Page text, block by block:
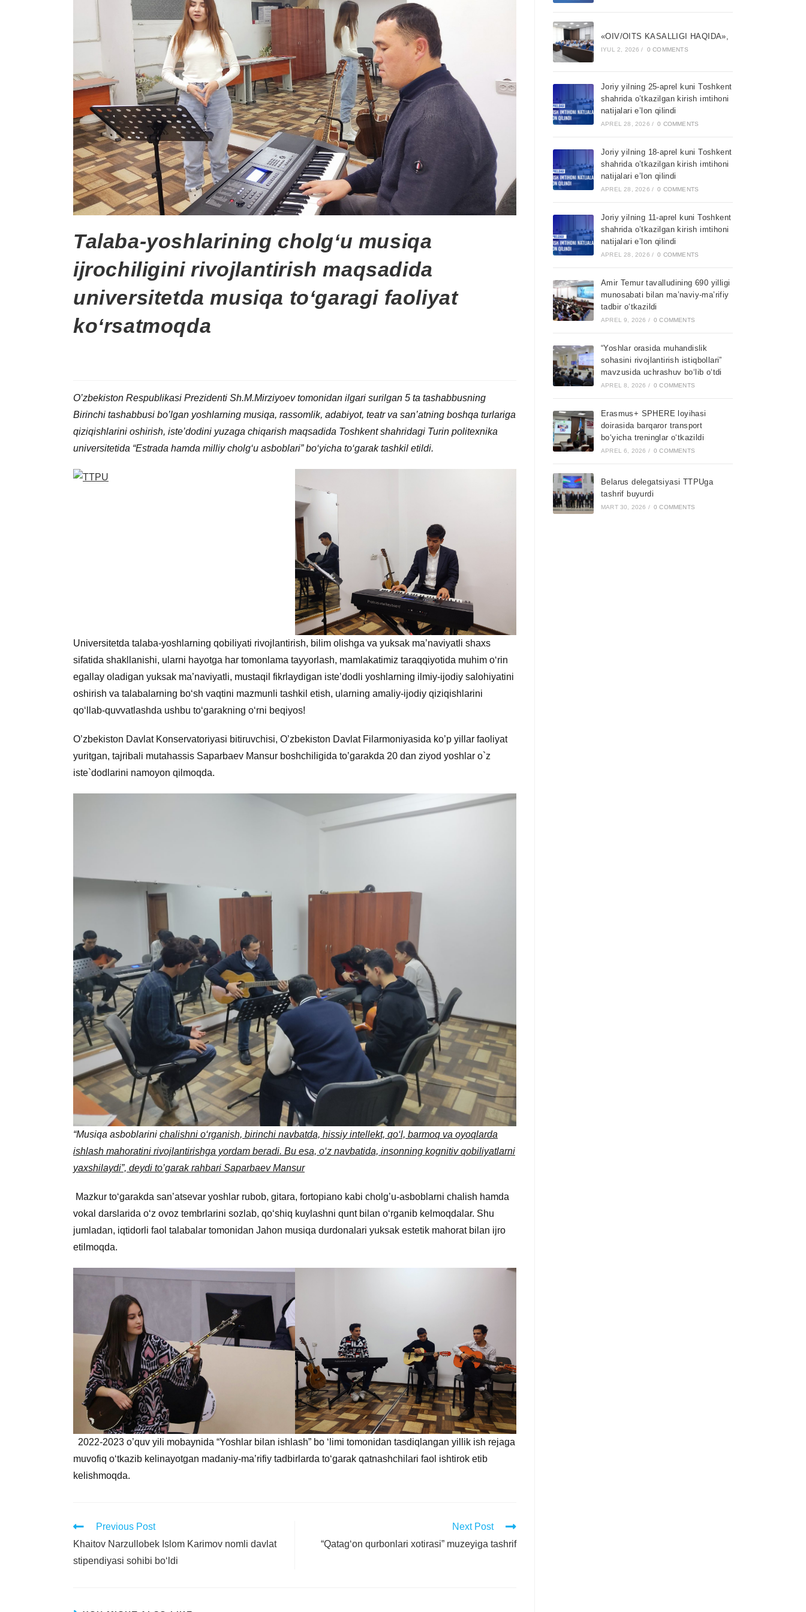
Talaba-yoshlarining cholg‘u musiqa
ijrochiligini rivojlantirish maqsadida
universitetda musiqa to‘garagi faoliyat
ko‘rsatmoqda
O’zbekiston Respublikasi Prezidenti Sh.M.Mirziyoev tomonidan ilgari surilgan 5 ta tashabbusning
Birinchi tashabbusi bo’lgan yoshlarning musiqa, rassomlik, adabiyot, teatr va san’atning boshqa turlariga
qiziqishlarini oshirish, iste’dodini yuzaga chiqarish maqsadida Toshkent shahridagi Turin politexnika
universitetida “Estrada hamda milliy cholg‘u asboblari” bo‘yicha to‘garak tashkil etildi.
Universitetda talaba-yoshlarning qobiliyati rivojlantirish, bilim olishga va yuksak ma’naviyatli shaxs
sifatida shakllanishi, ularni hayotga har tomonlama tayyorlash, mamlakatimiz taraqqiyotida muhim o‘rin
egallay oladigan yuksak ma’naviyatli, mustaqil fikrlaydigan iste’dodli yoshlarning ilmiy-ijodiy salohiyatini
oshirish va talabalarning bo‘sh vaqtini mazmunli tashkil etish, ularning amaliy-ijodiy qiziqishlarini
qo‘llab-quvvatlashda ushbu to‘garakning o‘rni beqiyos!
O’zbekiston Davlat Konservatoriyasi bitiruvchisi, O’zbekiston Davlat Filarmoniyasida ko’p yillar faoliyat
yuritgan, tajribali mutahassis Saparbaev Mansur boshchiligida to’garakda 20 dan ziyod yoshlar o`z
iste`dodlarini namoyon qilmoqda.
“Musiqa asboblarini chalishni o‘rganish, birinchi navbatda, hissiy intellekt, qo‘l, barmoq va oyoqlarda
ishlash mahoratini rivojlantirishga yordam beradi. Bu esa, o‘z navbatida, insonning kognitiv qobiliyatlarni
yaxshilaydi”, deydi to’garak rahbari Saparbaev Mansur
Mazkur to‘garakda sanʼatsevar yoshlar rubob, gitara, fortopiano kabi cholg’u-asboblarni chalish hamda
vokal darslarida o‘z ovoz tembrlarini sozlab, qo‘shiq kuylashni qunt bilan o‘rganib kelmoqdalar. Shu
jumladan, iqtidorli faol talabalar tomonidan Jahon musiqa durdonalari yuksak estetik mahorat bilan ijro
etilmoqda.
2022-2023 o’quv yili mobaynida “Yoshlar bilan ishlash” bo ‘limi tomonidan tasdiqlangan yillik ish rejaga
muvofiq o‘tkazib kelinayotgan madaniy-ma’rifiy tadbirlarda to‘garak qatnashchilari faol ishtirok etib
kelishmoqda.
Previous Post
Khaitov Narzullobek Islom Karimov nomli davlat
stipendiyasi sohibi bo‘ldi
Next Post
“Qatag‘on qurbonlari xotirasi” muzeyiga tashrif
«OIV/OITS KASALLIGI HAQIDA»,
IYUL 2, 2026 / 0 COMMENTS
Joriy yilning 25-aprel kuni Toshkent
shahrida o’tkazilgan kirish imtihoni
natijalari e’lon qilindi
APREL 28, 2026 / 0 COMMENTS
Joriy yilning 18-aprel kuni Toshkent
shahrida o’tkazilgan kirish imtihoni
natijalari e’lon qilindi
APREL 28, 2026 / 0 COMMENTS
Joriy yilning 11-aprel kuni Toshkent
shahrida o’tkazilgan kirish imtihoni
natijalari e’lon qilindi
APREL 28, 2026 / 0 COMMENTS
Amir Temur tavalludining 690 yilligi
munosabati bilan ma’naviy-ma’rifiy
tadbir o‘tkazildi
APREL 9, 2026 / 0 COMMENTS
“Yoshlar orasida muhandislik
sohasini rivojlantirish istiqbollari”
mavzusida uchrashuv bo‘lib o‘tdi
APREL 8, 2026 / 0 COMMENTS
Erasmus+ SPHERE loyihasi
doirasida barqaror transport
bo‘yicha treninglar o‘tkazildi
APREL 6, 2026 / 0 COMMENTS
Belarus delegatsiyasi TTPUga
tashrif buyurdi
MART 30, 2026 / 0 COMMENTS